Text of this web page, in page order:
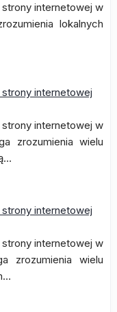
internetowej w
lokalnych
internetowej
internetowej w
zrozumienia wielu
internetowej
internetowej w
zrozumienia wielu